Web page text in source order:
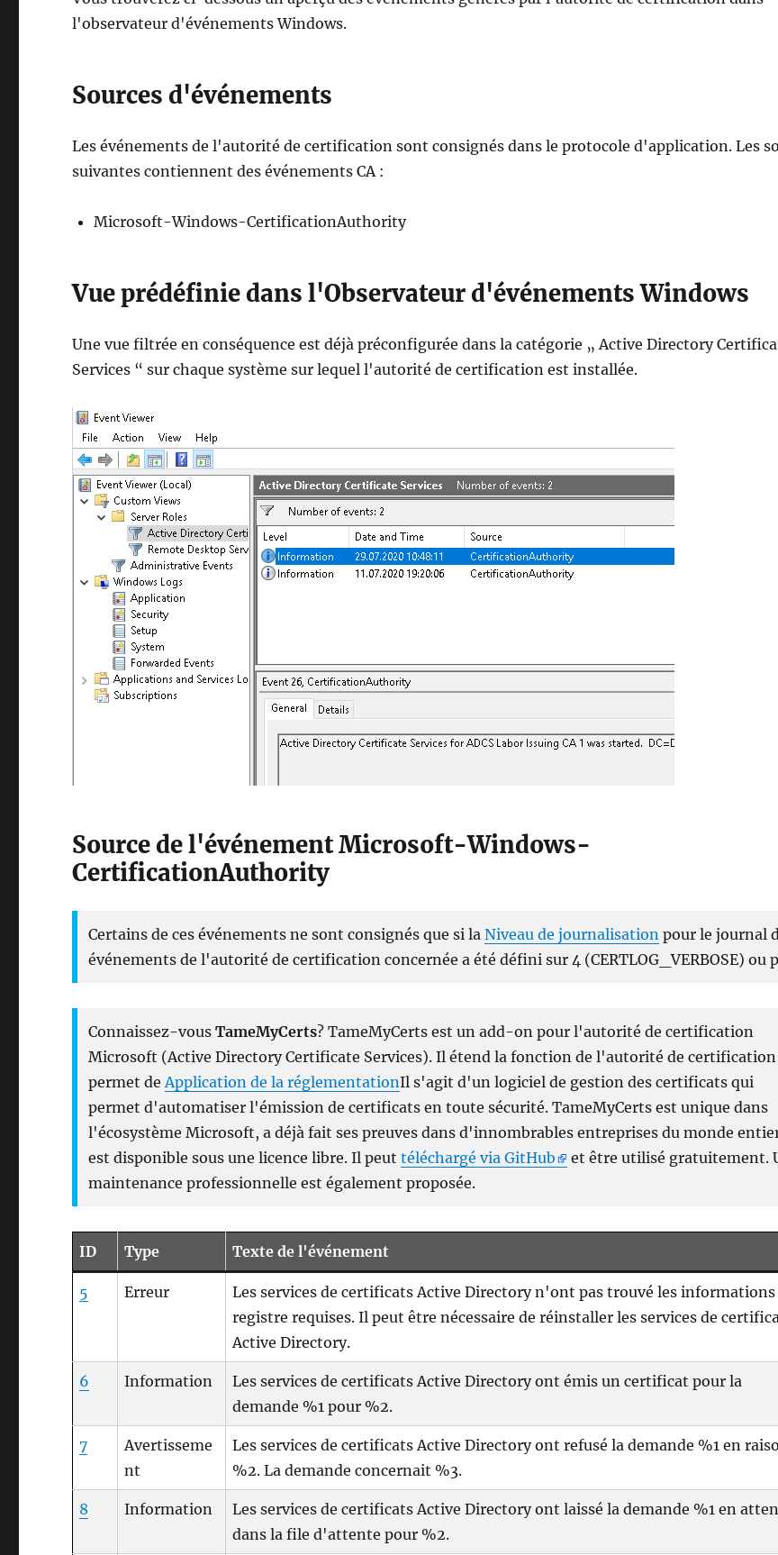
l'observateur d'événements Windows.
Sources d'événements
Les événements de l'autorité de certification sont consignés dans le protocole d'application. Les
suivantes contiennent des événements CA :
Microsoft-Windows-CertificationAuthority
Vue prédéfinie dans l'Observateur d'événements Windows
Une vue filtrée en conséquence est déjà préconfigurée dans la catégorie „ Active Directory
Services “ sur chaque système sur lequel l'autorité de certification est installée.
Source de l'événement Microsoft-Windows-
CertificationAuthority
Certains de ces événements ne sont consignés que si laNiveau de journalisation pour le journal
événements de l'autorité de certification concernée a été défini sur 4 (CERTLOG_VERBOSE) ou
Connaissez-vousTameMyCerts? TameMyCerts est un add-on pour l'autorité de certification
Microsoft (Active Directory Certificate Services). Il étend la fonction de l'autorité de
permet de Application de la réglementationIl s'agit d'un logiciel de gestion des certificats qui
permet d'automatiser l'émission de certificats en toute sécurité. TameMyCerts est unique dans
l'écosystème Microsoft, a déjà fait ses preuves dans d'innombrables entreprises du monde
est disponible sous une licence libre. Il peuttéléchargé via GitHub
et être utilisé gratuitement.
maintenance professionnelle est également proposée.
ID Type Texte de l'événement
5 Erreur
Les services de certificats Active Directory n'ont pas trouvé les informations
registre requises. Il peut être nécessaire de réinstaller les services de
Active Directory.
6 Information
Les services de certificats Active Directory ont émis un certificat pour la
demande %1 pour %2.
7
Avertisseme
nt
Les services de certificats Active Directory ont refusé la demande %1 en
%2. La demande concernait %3.
8 Information
Les services de certificats Active Directory ont laissé la demande %1 en
dans la file d'attente pour %2.